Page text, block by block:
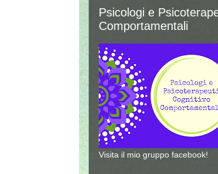
Psicologi e
Comportamentali
Visita il mio gruppo facebook!